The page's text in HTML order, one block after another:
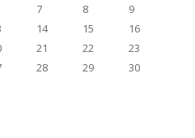
7 8
9
14 15
16
21 22
23
28 29
30